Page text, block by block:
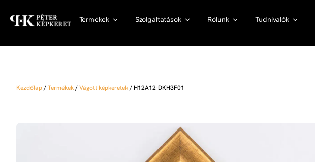
Termékek Szolgáltatások Rólunk Tudnivalók
Kezdőlap/Termékek/Vágott képkeretek/H12A12-DKH3F01